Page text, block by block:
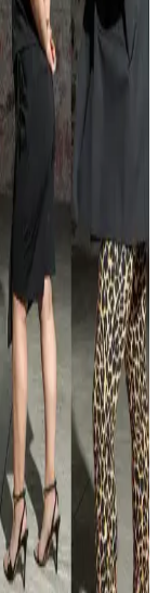
kıyafetleri, band
uygun dış giyim ve
İçine
sokmadan giymek
yüksekliği
sağlar.
Uygun Şık ve
şık ve dengeli
kombin
ve estetik bir
Kesim ve
ve kesim önemlidir.
artırırken,
İçin Yaşına